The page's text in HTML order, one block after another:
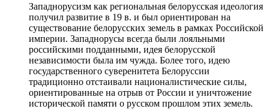
Западнорусизм как региональная белорусская идеология
получил развитие в 19 в. и был ориентирован на
существование белорусских земель в рамках Российской
империи. Западнорусы всегда были лояльными
российскими подданными, идея белорусской
независимости была им чужда. Более того, идею
государственного суверенитета Белоруссии
традиционно отстаивали националистические силы,
ориентированные на отрыв от России и уничтожение
исторической памяти о русском прошлом этих земель.